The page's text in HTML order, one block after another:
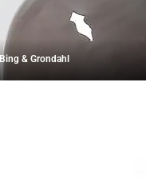
& Grondahl